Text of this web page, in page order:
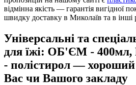
відмінна якість — гарантія вигідної
швидку доставку в Миколаїв та в інші
Універсальні та
для їжі: ОБ'ЄМ - 400мл,
- полістирол — хороший
Вас чи Вашого закладу